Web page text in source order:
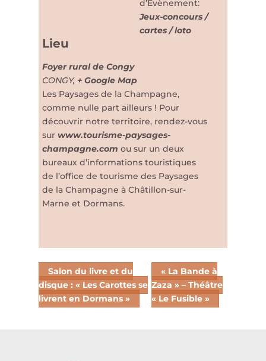
d’Évènement:
Jeux-concours /
cartes / loto
Lieu
Foyer rural de Congy
CONGY, + Google Map
Les Paysages de la Champagne,
comme nulle part ailleurs ! Pour
découvrir notre territoire, rendez-vous
sur www.tourisme-paysages-
champagne.com ou sur un deux
bureaux d’informations touristiques
de l’office de tourisme des Paysages
de la Champagne à Châtillon-sur-
Marne et Dormans.
Salon du livre et du
disque : « Les Carottes se
livrent en Dormans »
« La Bande à
Zaza » – Théâtre
« Le Fusible »